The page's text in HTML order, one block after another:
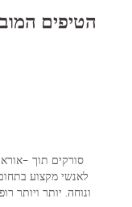
סורקים תוך -
לאנשי מקצוע
ונוחה. יותר ויותר